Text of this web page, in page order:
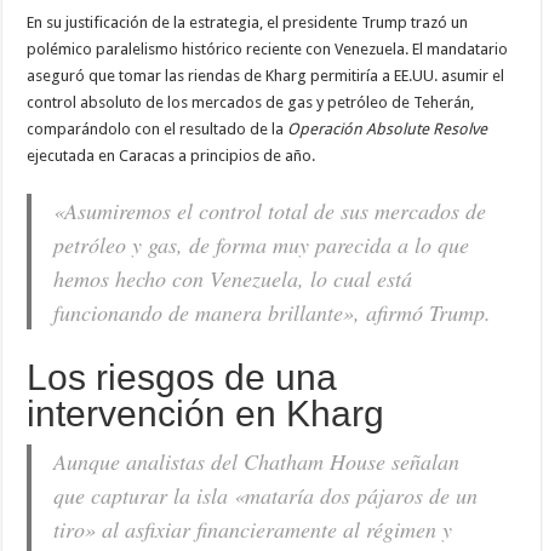
En su justificación de la estrategia, el presidente Trump trazó un
polémico paralelismo histórico reciente con Venezuela. El mandatario
aseguró que tomar las riendas de Kharg permitiría a EE.UU. asumir el
control absoluto de los mercados de gas y petróleo de Teherán,
comparándolo con el resultado de la Operación Absolute Resolve
ejecutada en Caracas a principios de año.
«Asumiremos el control total de sus mercados de
petróleo y gas, de forma muy parecida a lo que
hemos hecho con Venezuela, lo cual está
funcionando de manera brillante», afirmó Trump.
Los riesgos de una
intervención en Kharg
Aunque analistas del Chatham House señalan
que capturar la isla «mataría dos pájaros de un
tiro» al asfixiar financieramente al régimen y